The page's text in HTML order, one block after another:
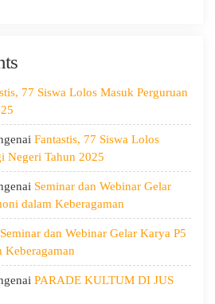
77 Siswa Lolos Masuk Perguruan
Fantastis, 77 Siswa Lolos
Negeri Tahun 2025
Seminar dan Webinar Gelar
dalam Keberagaman
Seminar dan Webinar Gelar Karya P5
PARADE KULTUM DI JUS